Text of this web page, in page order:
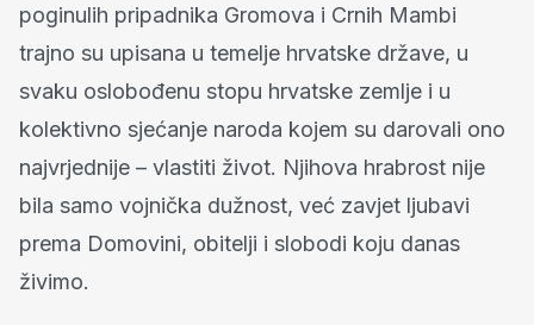
poginulih pripadnika Gromova i Crnih Mambi
trajno su upisana u temelje hrvatske države, u
svaku oslobođenu stopu hrvatske zemlje i u
kolektivno sjećanje naroda kojem su darovali ono
najvrjednije – vlastiti život. Njihova hrabrost nije
bila samo vojnička dužnost, već zavjet ljubavi
prema Domovini, obitelji i slobodi koju danas
živimo.